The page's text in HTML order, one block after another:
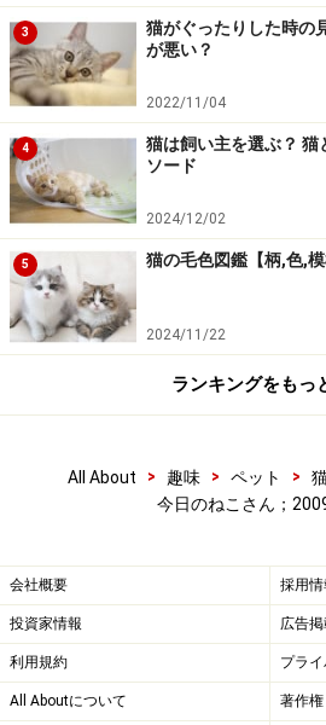
3
猫がぐったりした時の
が悪い？
2022/11/04
4
猫は飼い主を選ぶ？
ソード
2024/12/02
5 猫の毛色図鑑【柄,色,模
2024/11/22
ランキングをもっ
All About > 趣味 > ペット >
今日のねこさん；
会社概要 採用情
投資家情報 広告
利用規約 プラ
All Aboutについて 著作